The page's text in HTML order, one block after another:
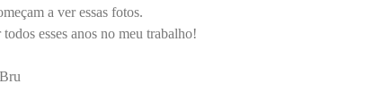
a ver essas fotos.
esses anos no meu trabalho!